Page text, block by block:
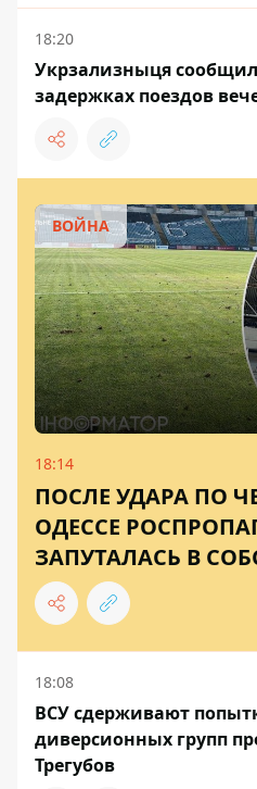
18:20
Укрзализныця
задержках поездов
ВОЙНА
18:14
ПОСЛЕ УДАРА ПО
ОДЕССЕ
ЗАПУТАЛАСЬ В
18:08
ВСУ сдерживают
диверсионных групп
Трегубов